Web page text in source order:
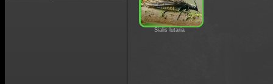
Sialis lutaria